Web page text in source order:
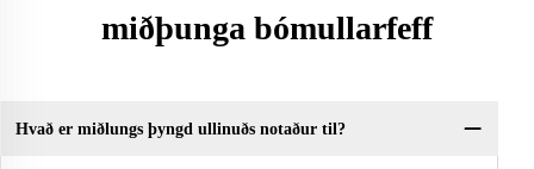
miðþunga bómullarfeff
Hvað er miðlungs þyngd ullinuðs notaður til?